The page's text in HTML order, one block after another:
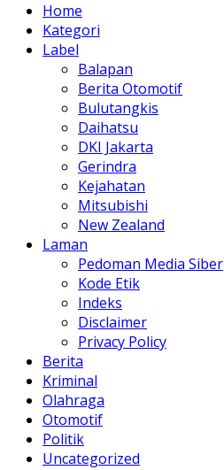
Home
Kategori
Label
Balapan
Berita Otomotif
Bulutangkis
Daihatsu
DKI Jakarta
Gerindra
Kejahatan
Mitsubishi
New Zealand
Laman
Pedoman Media Siber
Kode Etik
Indeks
Disclaimer
Privacy Policy
Berita
Kriminal
Olahraga
Otomotif
Politik
Uncategorized